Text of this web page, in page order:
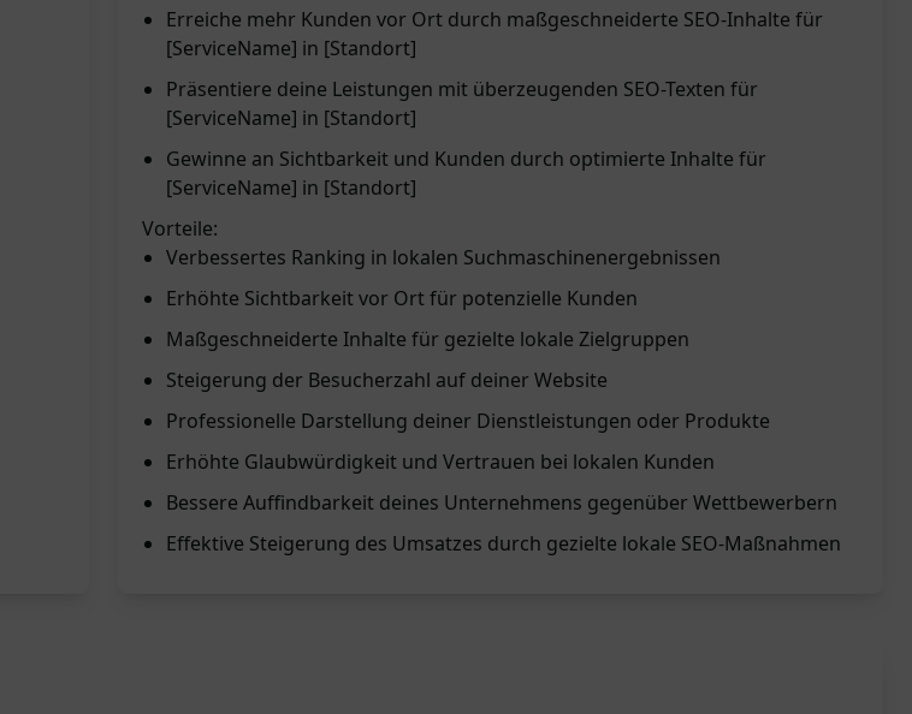
Erreiche mehr Kunden vor Ort durch maßgeschneiderte SEO-Inhalte für
[ServiceName] in [Standort]
Präsentiere deine Leistungen mit überzeugenden SEO-Texten für
[ServiceName] in [Standort]
Gewinne an Sichtbarkeit und Kunden durch optimierte Inhalte für
[ServiceName] in [Standort]
Vorteile:
Verbessertes Ranking in lokalen Suchmaschinenergebnissen
Erhöhte Sichtbarkeit vor Ort für potenzielle Kunden
Maßgeschneiderte Inhalte für gezielte lokale Zielgruppen
Steigerung der Besucherzahl auf deiner Website
Professionelle Darstellung deiner Dienstleistungen oder Produkte
Erhöhte Glaubwürdigkeit und Vertrauen bei lokalen Kunden
Bessere Auffindbarkeit deines Unternehmens gegenüber Wettbewerbern
Effektive Steigerung des Umsatzes durch gezielte lokale SEO-Maßnahmen